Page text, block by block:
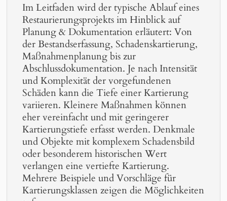
Im Leitfaden wird der typische Ablauf eines
Restaurierungsprojekts im Hinblick auf
Planung & Dokumentation erläutert: Von
der Bestandserfassung, Schadenskartierung,
Maßnahmenplanung bis zur
Abschlussdokumentation. Je nach Intensität
und Komplexität der vorgefundenen
Schäden kann die Tiefe einer Kartierung
variieren. Kleinere Maßnahmen können
eher vereinfacht und mit geringerer
Kartierungstiefe erfasst werden. Denkmale
und Objekte mit komplexem Schadensbild
oder besonderem historischen Wert
verlangen eine vertiefte Kartierung.
Mehrere Beispiele und Vorschläge für
Kartierungsklassen zeigen die Möglichkeiten